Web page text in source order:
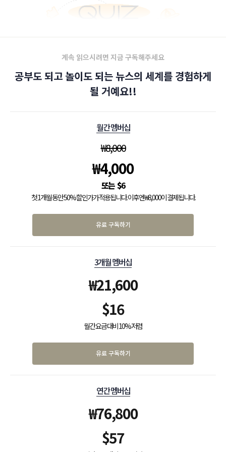
계속 읽으시려면 지금 구독해주세요
공부도 되고 놀이도 되는 뉴스의 세계를 경험하게
될 거예요!!
월간 멤버십
₩8,000
₩4,000
$6
첫 1개월 동안 50% 할인가가 적용됩니다. 이후엔 ₩8,000이 결제됩니다.
유료 구독하기
3개월 멤버십
₩21,600
$16
월간 요금 대비 10% 저렴
유료 구독하기
연간 멤버십
₩76,800
$57